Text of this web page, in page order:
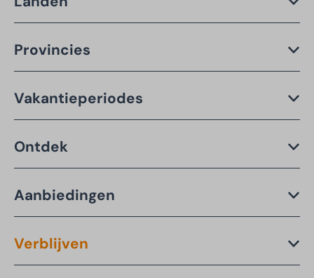
Provincies
Vakantieperiodes
Ontdek
Aanbiedingen
Verblijven